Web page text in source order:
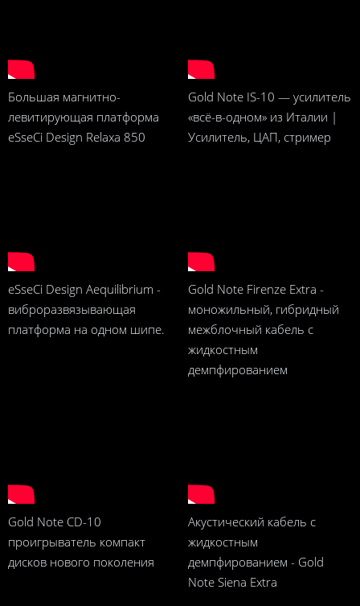
Большая магнитно-
левитирующая платформа
eSseCi Design Relaxa 850
Gold Note IS-10 — усилитель
«всё-в-одном» из Италии |
Усилитель, ЦАП, стример
eSseCi Design Aequilibrium -
виброразвязывающая
платформа на одном шипе.
Gold Note Firenze Extra -
моножильный, гибридный
межблочный кабель с
жидкостным
демпфированием
Gold Note CD-10
проигрыватель компакт
дисков нового поколения
Акустический кабель с
жидкостным
демпфированием - Gold
Note Siena Extra